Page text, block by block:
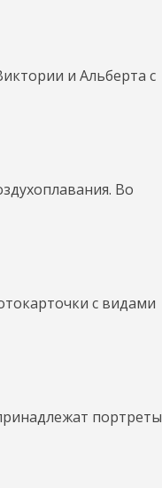
и Альберта с
Во
с видами
портреты